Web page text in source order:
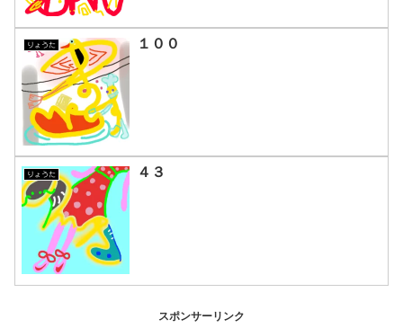
りょうた １００
りょうた ４３
スポンサーリンク